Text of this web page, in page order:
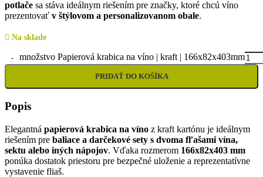
potlače sa stáva ideálnym riešením pre značky, ktoré chcú víno
prezentovať v štýlovom a personalizovanom obale.
Na sklade
množstvo Papierová krabica na víno | kraft | 166x82x403mm
PRIDAŤ DO KOŠÍKA
Popis
Elegantná papierová krabica na víno z kraft kartónu je ideálnym
riešením pre baliace a darčekové sety s dvoma fľašami vína,
sektu alebo iných nápojov. Vďaka rozmerom 166x82x403 mm
ponúka dostatok priestoru pre bezpečné uloženie a reprezentatívne
vystavenie fliaš.